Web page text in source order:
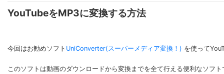
YouTubeをMP3に変換する方法
今回はお勧めソフト UniConverter(スーパーメディア変換！) を使って
このソフトは動画のダウンロードから変換までを全て行える便利なソフ